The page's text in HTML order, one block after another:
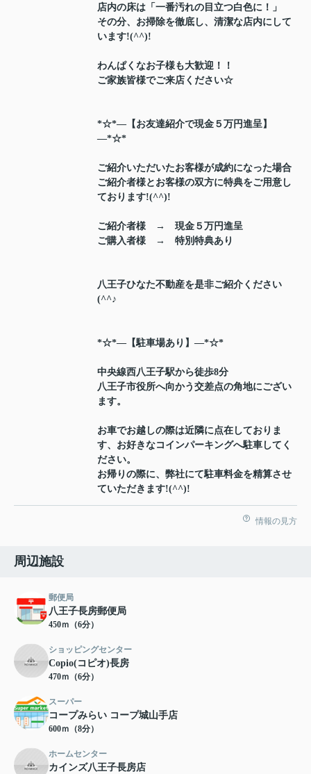
店内の床は「一番汚れの目立つ白色に！」
その分、お掃除を徹底し、清潔な店内にして
います!(^^)!
わんぱくなお子様も大歓迎！！
ご家族皆様でご来店ください☆
*☆*―【お友達紹介で現金５万円進呈】
―*☆*
ご紹介いただいたお客様が成約になった場合
ご紹介者様とお客様の双方に特典をご用意し
ております!(^^)!
ご紹介者様 → 現金５万円進呈
ご購入者様 → 特別特典あり
八王子ひなた不動産を是非ご紹介ください
(^^♪
*☆*―【駐車場あり】―*☆*
中央線西八王子駅から徒歩8分
八王子市役所へ向かう交差点の角地にござい
ます。
お車でお越しの際は近隣に点在しておりま
す、お好きなコインパーキングへ駐車してく
ださい。
お帰りの際に、弊社にて駐車料金を精算させ
ていただきます!(^^)!
情報の見方
周辺施設
郵便局
八王子長房郵便局
450ｍ（6分）
ショッピングセンター
Copio(コピオ)長房
470ｍ（6分）
スーパー
コープみらい コープ城山手店
600ｍ（8分）
ホームセンター
カインズ八王子長房店